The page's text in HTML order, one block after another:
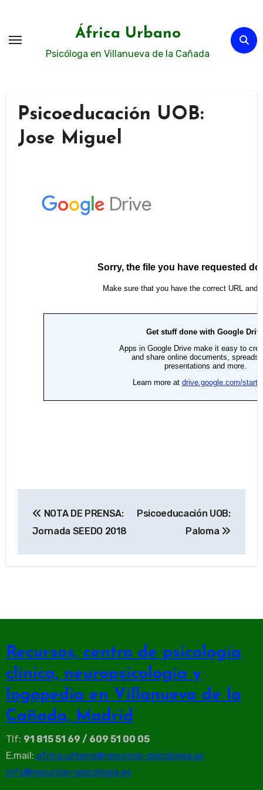
contenido
África Urbano
Psicóloga en Villanueva de la Cañada
Psicoeducación UOB:
Jose Miguel
de
NOTA DE PRENSA:
Jornada SEEDO 2018
Psicoeducación UOB:
Paloma
Recursos, centro de psicología
clínica, neuropsicología y
logopedia en Villanueva de la
Cañada, Madrid
Tlf: 91 815 51 69 / 609 51 00 05
E.mail: africa.urbano@recursos-psicologia.es
info@recursos-psicologia.es